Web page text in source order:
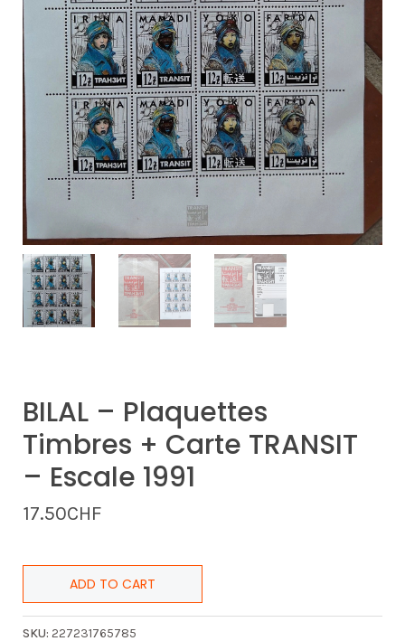
BILAL – Plaquettes
Timbres + Carte TRANSIT
– Escale 1991
17.50CHF
ADD TO CART
SKU: 227231765785